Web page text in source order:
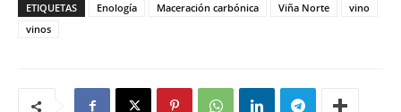
ETIQUETAS Enología Maceración carbónica Viña Norte
vino
vinos